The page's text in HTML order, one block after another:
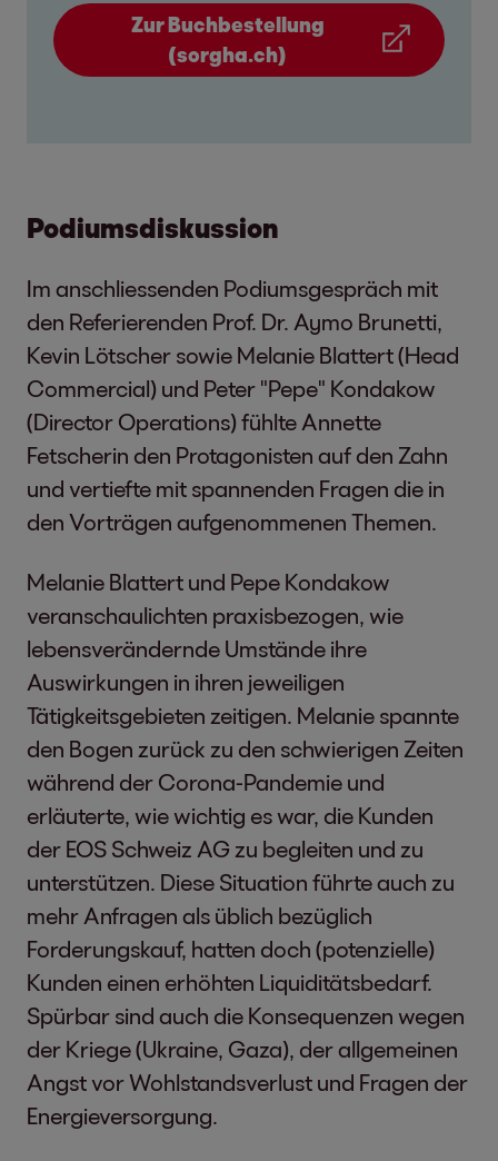
Zur Buchbestellung
(sorgha.ch)
Podiumsdiskussion
Im anschliessenden Podiumsgespräch mit
den Referierenden Prof. Dr. Aymo Brunetti,
Kevin Lötscher sowie Melanie Blattert (Head
Commercial) und Peter "Pepe" Kondakow
(Director Operations) fühlte Annette
Fetscherin den Protagonisten auf den Zahn
und vertiefte mit spannenden Fragen die in
den Vorträgen aufgenommenen Themen.
Melanie Blattert und Pepe Kondakow
veranschaulichten praxisbezogen, wie
lebensverändernde Umstände ihre
Auswirkungen in ihren jeweiligen
Tätigkeitsgebieten zeitigen. Melanie spannte
den Bogen zurück zu den schwierigen Zeiten
während der Corona-Pandemie und
erläuterte, wie wichtig es war, die Kunden
der EOS Schweiz AG zu begleiten und zu
unterstützen. Diese Situation führte auch zu
mehr Anfragen als üblich bezüglich
Forderungskauf, hatten doch (potenzielle)
Kunden einen erhöhten Liquiditätsbedarf.
Spürbar sind auch die Konsequenzen wegen
der Kriege (Ukraine, Gaza), der allgemeinen
Angst vor Wohlstandsverlust und Fragen der
Energieversorgung.